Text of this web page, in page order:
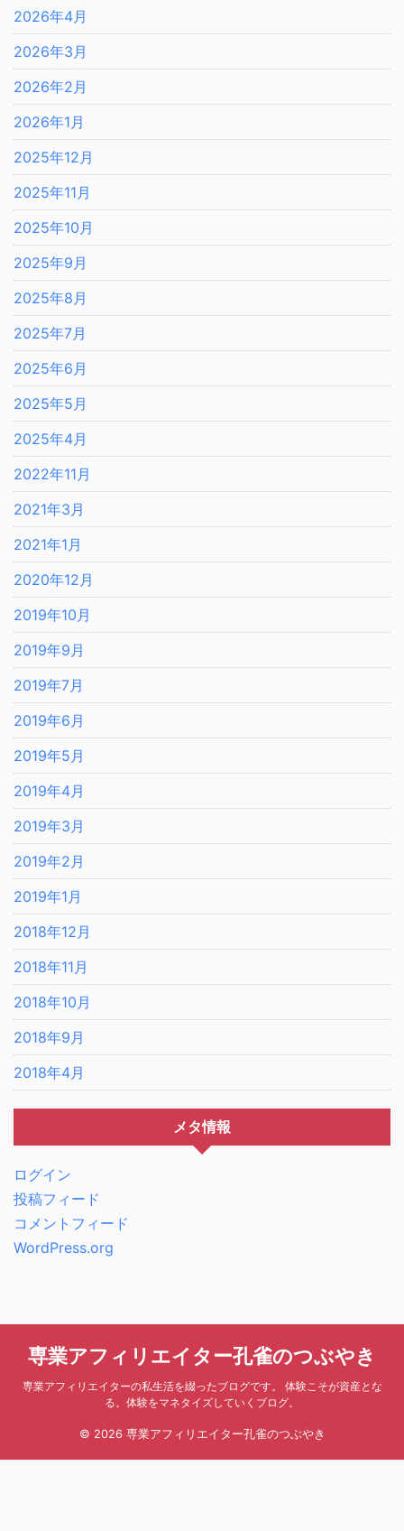
2026年4月
2026年3月
2026年2月
2026年1月
2025年12月
2025年11月
2025年10月
2025年9月
2025年8月
2025年7月
2025年6月
2025年5月
2025年4月
2022年11月
2021年3月
2021年1月
2020年12月
2019年10月
2019年9月
2019年7月
2019年6月
2019年5月
2019年4月
2019年3月
2019年2月
2019年1月
2018年12月
2018年11月
2018年10月
2018年9月
2018年4月
メタ情報
ログイン
投稿フィード
コメントフィード
WordPress.org
専業アフィリエイター孔雀のつぶやき
専業アフィリエイターの私生活を綴ったブログです。 体験こそが資産とな
る。体験をマネタイズしていくブログ。
© 2026 専業アフィリエイター孔雀のつぶやき